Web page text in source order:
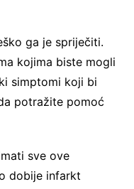
ga je spriječiti.
kojima biste mogli
simptomi koji bi
potražite pomoć
sve ove
dobije infarkt